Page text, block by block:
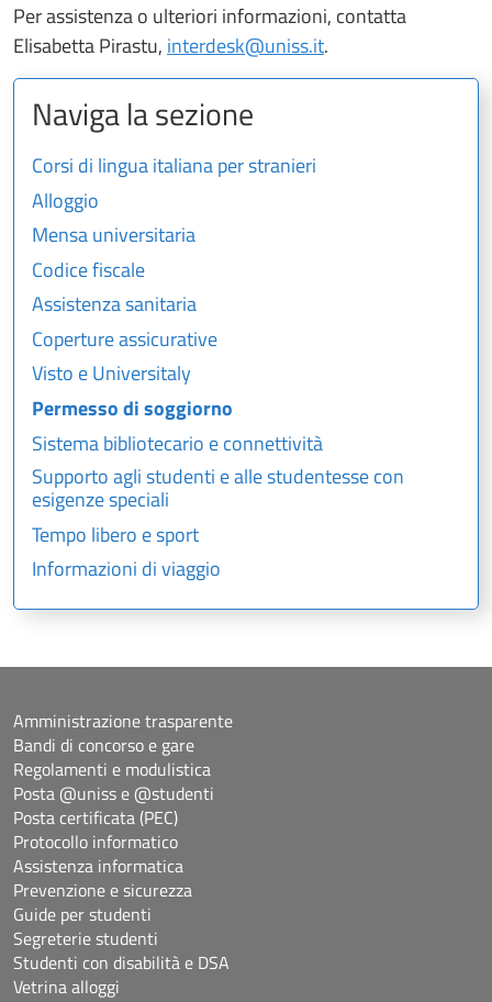
Per assistenza o ulteriori informazioni, contatta
Elisabetta Pirastu, interdesk@uniss.it.
Naviga la sezione
Corsi di lingua italiana per stranieri
Alloggio
Mensa universitaria
Codice fiscale
Assistenza sanitaria
Coperture assicurative
Visto e Universitaly
Permesso di soggiorno
Sistema bibliotecario e connettività
Supporto agli studenti e alle studentesse con
esigenze speciali
Tempo libero e sport
Informazioni di viaggio
Amministrazione trasparente
Bandi di concorso e gare
Regolamenti e modulistica
Posta @uniss e @studenti
Posta certificata (PEC)
Protocollo informatico
Assistenza informatica
Prevenzione e sicurezza
Guide per studenti
Segreterie studenti
Studenti con disabilità e DSA
Vetrina alloggi